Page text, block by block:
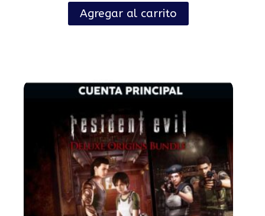
Agregar al carrito